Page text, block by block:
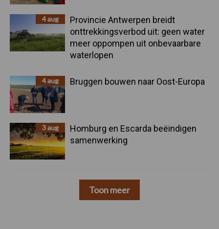
4 aug
Provincie Antwerpen breidt
onttrekkingsverbod uit: geen water
meer oppompen uit onbevaarbare
waterlopen
4 aug Bruggen bouwen naar Oost-Europa
3 aug
Homburg en Escarda beëindigen
samenwerking
Toon meer